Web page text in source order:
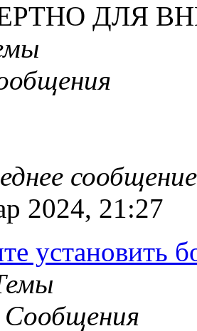
ДЛЯ
сообщение
2024, 21:27
установить
Сообщения